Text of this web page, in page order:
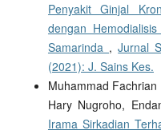
Penyakit Ginjal
dengan
Samarinda ,Jurnal
(2021): J. Sains Kes.
Muhammad
Hary Nugroho,
Irama Sirkadian